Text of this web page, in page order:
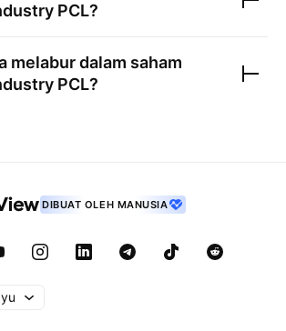
PCL?
melabur dalam saham
PCL?
DIBUAT OLEH MANUSIA